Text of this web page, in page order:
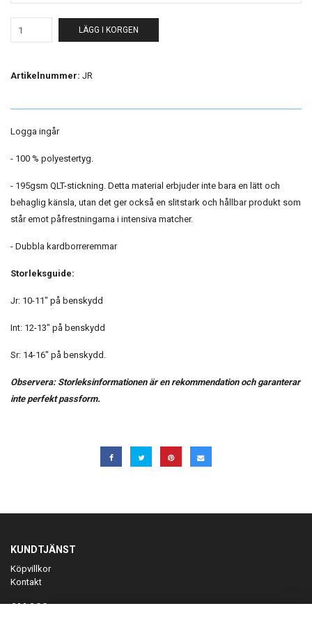
LÄGG I KORGEN
Artikelnummer: JR
Logga ingår
- 100 % polyestertyg.
- 195gsm QLT-stickning. Detta material erbjuder inte bara en lätt och
behaglig känsla, utan det ger också en slitstark och hållbar produkt som
står emot påfrestningarna i intensiva matcher.
- Dubbla kardborreremmar
Storleksguide:
Jr: 10-11" på benskydd
Int: 12-13" på benskydd
Sr: 14-16" på benskydd.
Observera: Storleksinformationen är en rekommendation och garanterar
inte perfekt passform.
KUNDTJÄNST
Köpvillkor
Kontakt
OM OSS